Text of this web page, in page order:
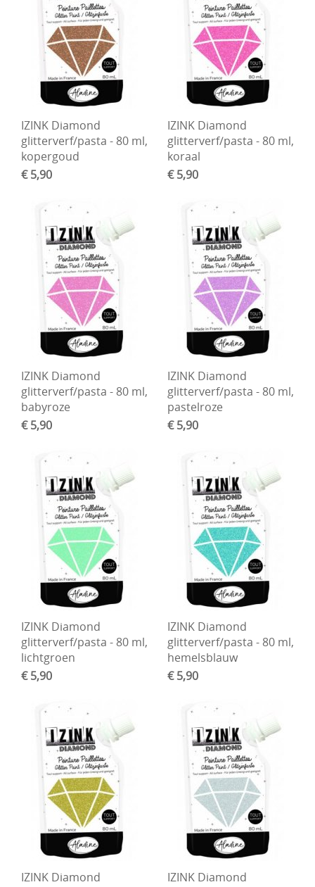
IZINK Diamond
glitterverf/pasta - 80 ml,
kopergoud
€ 5,90
IZINK Diamond
glitterverf/pasta - 80 ml,
koraal
€ 5,90
IZINK Diamond
glitterverf/pasta - 80 ml,
babyroze
€ 5,90
IZINK Diamond
glitterverf/pasta - 80 ml,
pastelroze
€ 5,90
IZINK Diamond
glitterverf/pasta - 80 ml,
lichtgroen
€ 5,90
IZINK Diamond
glitterverf/pasta - 80 ml,
hemelsblauw
€ 5,90
IZINK Diamond
IZINK Diamond